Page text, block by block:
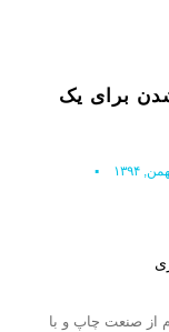
برای یک
از صنعت چاپ و با